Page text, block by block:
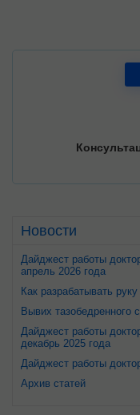
Новости
Дайджест работы
апрель 2026 года
Как разрабатывать
Вывих тазобедренного
Дайджест работы
декабрь 2025 года
Дайджест работы
Архив статей